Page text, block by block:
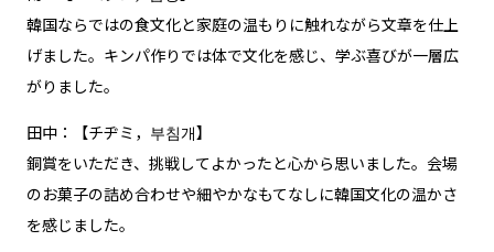
韓国ならではの食文化と家庭の温もりに触れながら文章を仕上
げました。キンパ作りでは体で文化を感じ、学ぶ喜びが一層広
がりました。
田中：【チヂミ，부침개】
銅賞をいただき、挑戦してよかったと心から思いました。会場
のお菓子の詰め合わせや細やかなもてなしに韓国文化の温かさ
を感じました。